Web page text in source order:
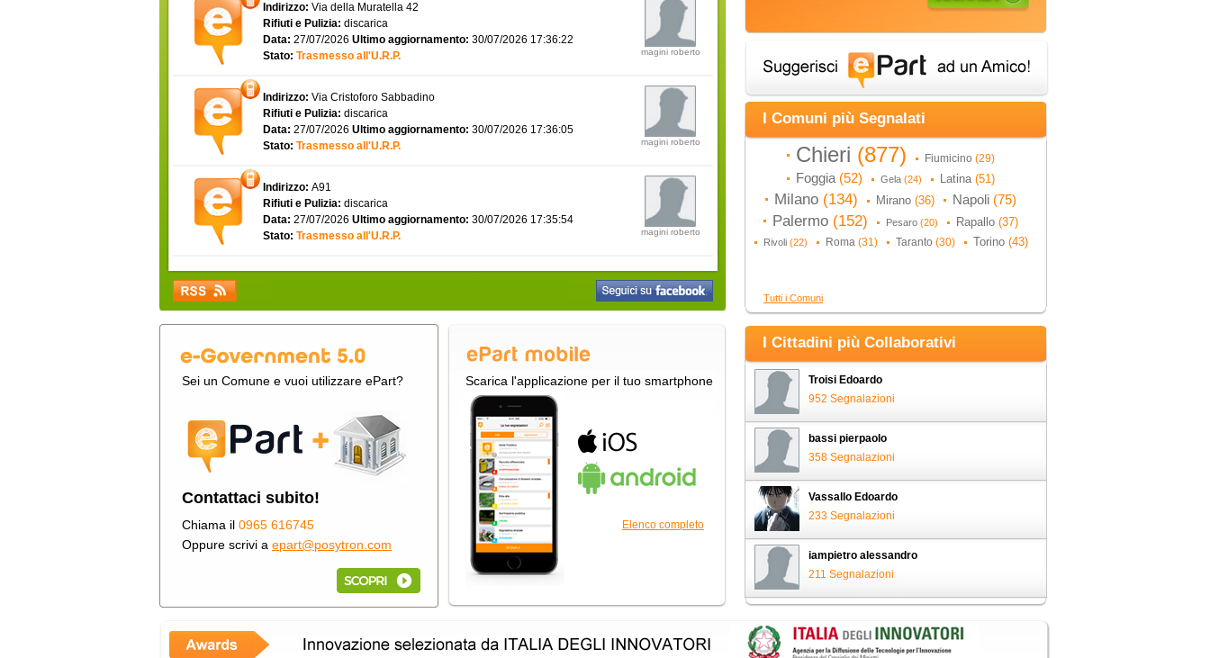
Indirizzo: Via della Muratella 42
Rifiuti e Pulizia: discarica
Data: 27/07/2026 Ultimo aggiornamento: 30/07/2026 17:36:22
Stato: Trasmesso all'U.R.P. magini roberto
Indirizzo: Via Cristoforo Sabbadino
Rifiuti e Pulizia: discarica
Data: 27/07/2026 Ultimo aggiornamento: 30/07/2026 17:36:05
Stato: Trasmesso all'U.R.P. magini roberto
Indirizzo: A91
Rifiuti e Pulizia: discarica
Data: 27/07/2026 Ultimo aggiornamento: 30/07/2026 17:35:54
Stato: Trasmesso all'U.R.P. magini roberto
Sei un Comune e vuoi utilizzare ePart?
Contattaci subito!
Chiama il 0965 616745
Oppure scrivi a epart@posytron.com
Scarica l'applicazione per il tuo smartphone
Elenco completo
I Comuni più Segnalati
Chieri (877) Fiumicino (29)
Foggia (52) Gela (24) Latina (51)
Milano (134) Mirano (36) Napoli (75)
Palermo (152) Pesaro (20) Rapallo (37)
Rivoli (22) Roma (31) Taranto (30) Torino (43)
Tutti i Comuni
I Cittadini più Collaborativi
Troisi Edoardo
952 Segnalazioni
bassi pierpaolo
358 Segnalazioni
Vassallo Edoardo
233 Segnalazioni
iampietro alessandro
211 Segnalazioni